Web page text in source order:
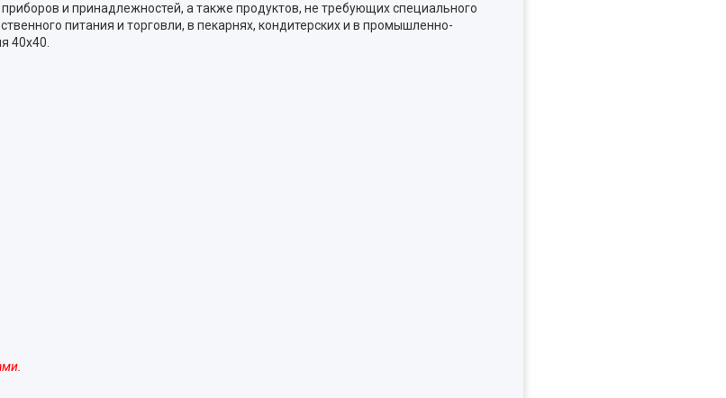
и принадлежностей, а также продуктов, не требующих специального
питания и торговли, в пекарнях, кондитерских и в промышленно-
40х40.